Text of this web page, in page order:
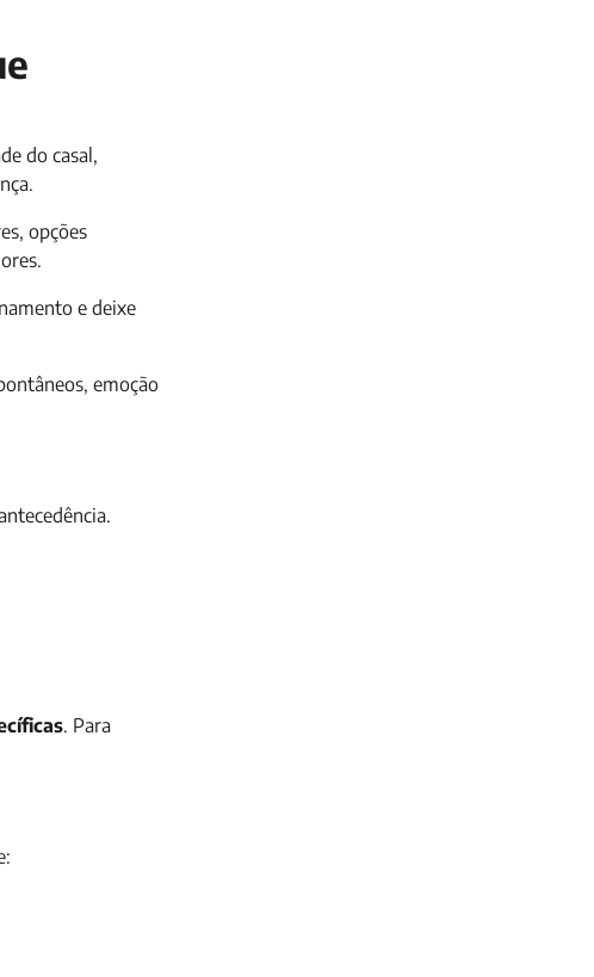
do casal,
opções
e deixe
emoção
. Para